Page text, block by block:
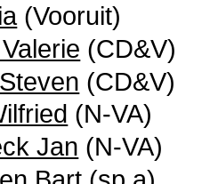
(Vooruit)
(CD&V)
(CD&V)
(N-VA)
Jan (N-VA)